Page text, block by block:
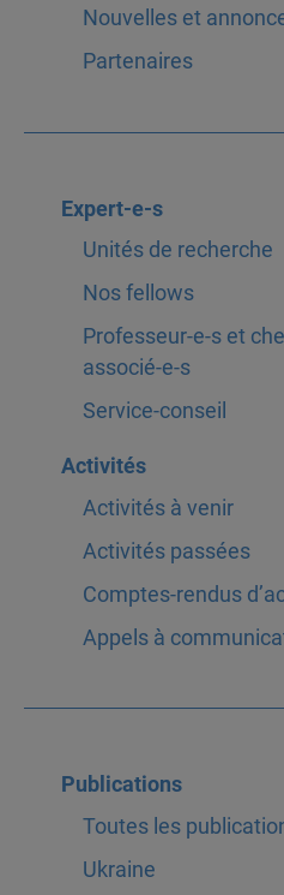
Nouvelles et
Partenaires
Expert-e-s
Unités de recherche
Nos fellows
Professeur-e-s et
associé-e-s
Service-conseil
Activités
Activités à venir
Activités passées
Comptes-rendus
Appels à
Publications
Toutes les
Ukraine